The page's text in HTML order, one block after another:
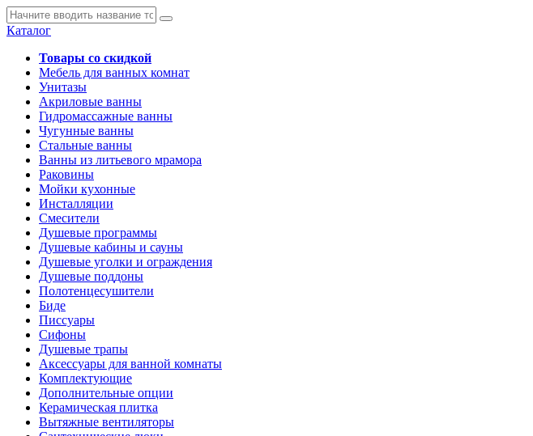
Каталог
Товары со скидкой
Мебель для ванных комнат
Унитазы
Акриловые ванны
Гидромассажные ванны
Чугунные ванны
Стальные ванны
Ванны из литьевого мрамора
Раковины
Мойки кухонные
Инсталляции
Смесители
Душевые программы
Душевые кабины и сауны
Душевые уголки и ограждения
Душевые поддоны
Полотенцесушители
Биде
Писсуары
Сифоны
Душевые трапы
Аксессуары для ванной комнаты
Комплектующие
Дополнительные опции
Керамическая плитка
Вытяжные вентиляторы